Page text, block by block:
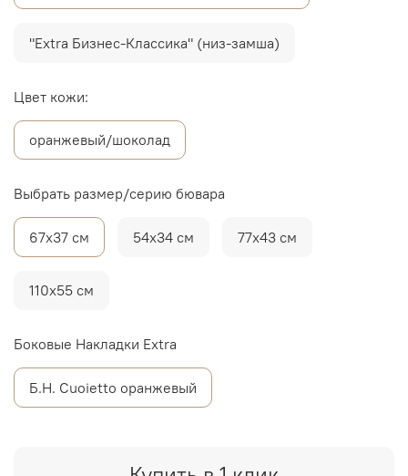
"Extra Бизнес-Классика" (низ-замша)
Цвет кожи:
оранжевый/шоколад
Выбрать размер/серию бювара
67х37 см 54х34 см 77х43 см
110х55 см
Боковые Накладки Extra
Б.Н. Cuoietto оранжевый